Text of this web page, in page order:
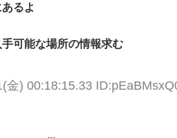
るよ
可能な場所の情報求む
金) 00:18:15.33